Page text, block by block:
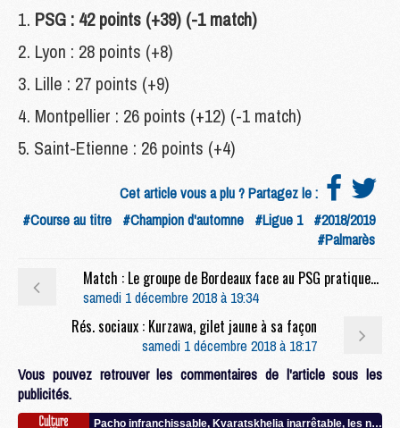
PSG : 42 points (+39) (-1 match)
Lyon : 28 points (+8)
Lille : 27 points (+9)
Montpellier : 26 points (+12) (-1 match)
Saint-Etienne : 26 points (+4)
Cet article vous a plu ? Partagez le :
#Course au titre #Champion d'automne #Ligue 1 #2018/2019
#Palmarès
Match : Le groupe de Bordeaux face au PSG pratiquement sans absents
samedi 1 décembre 2018 à 19:34
Rés. sociaux : Kurzawa, gilet jaune à sa façon
samedi 1 décembre 2018 à 18:17
Vous pouvez retrouver les commentaires de l'article sous les
publicités.